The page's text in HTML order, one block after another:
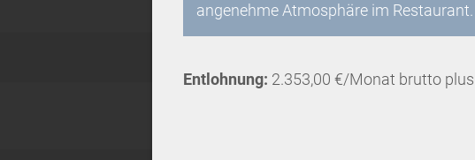
angenehme Atmosphäre im Restaurant.
Entlohnung: 2.353,00 €/Monat brutto